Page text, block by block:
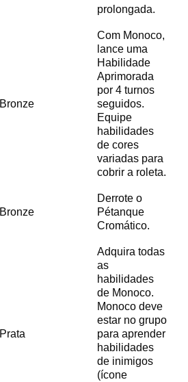
prolongada.
Bronze
Com Monoco,
lance uma
Habilidade
Aprimorada
por 4 turnos
seguidos.
Equipe
habilidades
de cores
variadas para
cobrir a roleta.
Bronze
Derrote o
Pétanque
Cromático.
Prata
Adquira todas
as
habilidades
de Monoco.
Monoco deve
estar no grupo
para aprender
habilidades
de inimigos
(ícone